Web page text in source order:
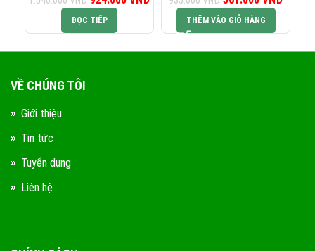
1.540.000 VNĐ. 924.000 VNĐ.
ĐỌC TIẾP
935.000 VNĐ.
THÊM VÀO GIỎ HÀNG
VỀ CHÚNG TÔI
Giới thiệu
Tin tức
Tuyển dụng
Liên hệ